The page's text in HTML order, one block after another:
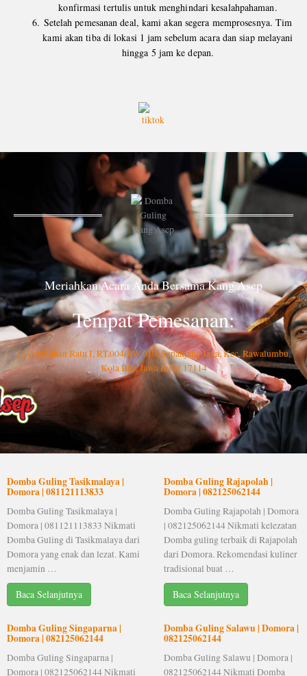
konfirmasi tertulis untuk menghindari kesalahpahaman.
Setelah pemesanan deal, kami akan segera memprosesnya. Tim
kami akan tiba di lokasi 1 jam sebelum acara dan siap melayani
hingga 5 jam ke depan.
Meriahkan Acara Anda Bersama Kang Asep
Tempat Pemesanan:
Jl. Pelabuhan Ratu I, RT.004/RW.010, Sepanjang Jaya, Kec. Rawalumbu,
Kota Bks, Jawa Barat 17114
Domba Guling Tasikmalaya |
Domora | 081121113833
Domba Guling Tasikmalaya |
Domora | 081121113833 Nikmati
Domba Guling di Tasikmalaya dari
Domora yang enak dan lezat. Kami
menjamin …
Baca Selanjutnya
Domba Guling Rajapolah |
Domora | 082125062144
Domba Guling Rajapolah | Domora
| 082125062144 Nikmati kelezatan
Domba guling terbaik di Rajapolah
dari Domora. Rekomendasi kuliner
tradisional buat …
Baca Selanjutnya
Domba Guling Singaparna |
Domora | 082125062144
Domba Guling Singaparna |
Domora | 082125062144 Nikmati
Domba Guling Salawu | Domora |
082125062144
Domba Guling Salawu | Domora |
082125062144 Nikmati Domba